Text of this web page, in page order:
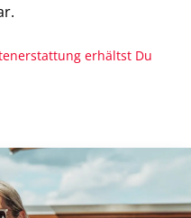
erhältst Du